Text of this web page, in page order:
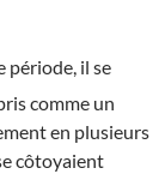
période, il se
comme un
en plusieurs
côtoyaient